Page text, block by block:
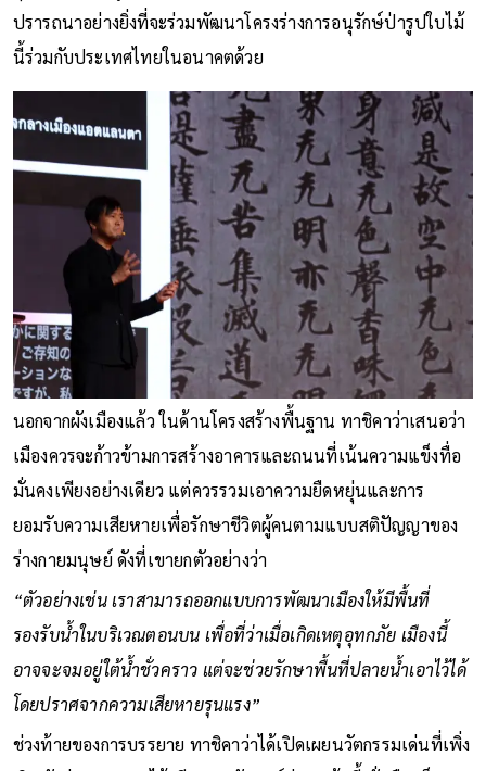
ปรารถนาอย่างยิ่งที่จะร่วมพัฒนาโครงร่างการอนุรักษ์ป่ารูปใบไม้
นี้ร่วมกับประเทศไทยในอนาคตด้วย
นอกจากผังเมืองแล้ว ในด้านโครงสร้างพื้นฐาน ทาชิคาว่าเสนอว่า
เมืองควรจะก้าวข้ามการสร้างอาคารและถนนที่เน้นความแข็งทื่อ
มั่นคงเพียงอย่างเดียว แต่ควรรวมเอาความยืดหยุ่นและการ
ยอมรับความเสียหายเพื่อรักษาชีวิตผู้คนตามแบบสติปัญญาของ
ร่างกายมนุษย์ ดังที่เขายกตัวอย่างว่า
“ตัวอย่างเช่น เราสามารถออกแบบการพัฒนาเมืองให้มีพื้นที่
รองรับน้ำในบริเวณตอนบน เพื่อที่ว่าเมื่อเกิดเหตุอุทกภัย เมืองนี้
อาจจะจมอยู่ใต้น้ำชั่วคราว แต่จะช่วยรักษาพื้นที่ปลายน้ำเอาไว้ได้
โดยปราศจากความเสียหายรุนแรง”
ช่วงท้ายของการบรรยาย ทาชิคาว่าได้เปิดเผยนวัตกรรมเด่นที่เพิ่ง